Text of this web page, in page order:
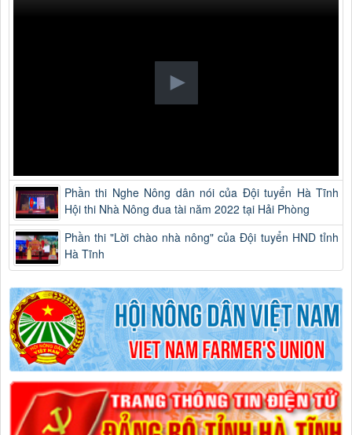
Phần thi Nghe Nông dân nói của Đội tuyển Hà Tĩnh
Hội thi Nhà Nông đua tài năm 2022 tại Hải Phòng
Phần thi "Lời chào nhà nông" của Đội tuyển HND tỉnh
Hà Tĩnh